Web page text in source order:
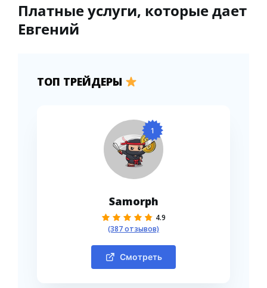
Платные услуги, которые дает
Евгений
ТОП ТРЕЙДЕРЫ
1
Samorph
4.9
(387 отзывов)
Смотреть